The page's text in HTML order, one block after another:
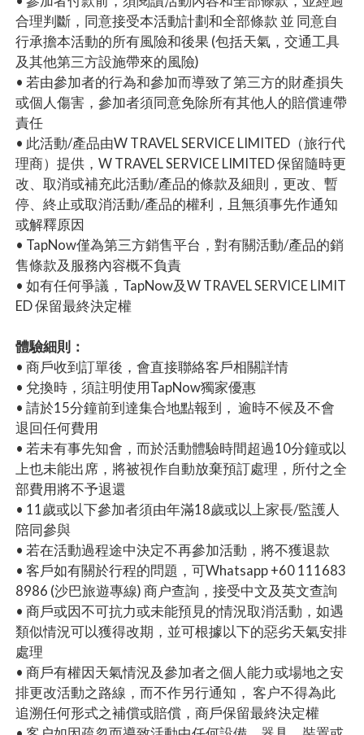
合理判斷，同意接受本活動計劃和全部條款 並 同意自
行承擔本活動的所有風險和後果 (包括天氣，交通工具
及其他第三方設施帶來的風險)
• 若由參加者的行為和參加而導致了第三方的財產損失
或個人傷害，參加者須同意免除所有其他人的賠償連帶
責任
• 此活動/產品由W TRAVEL SERVICE LIMITED（旅行代
理商）提供，W TRAVEL SERVICE LIMITED 保留隨時更
改、取消或補充此活動/產品的條款及細則，更改、暫
停、終止或取消活動/產品的權利，且無須事先作通知
或解釋原因
• TapNow僅為第三方銷售平台，對有關活動/產品的銷
售條款及服務內容概不負責
• 如有任何爭議，TapNow及W TRAVEL SERVICE LIMIT
ED 保留最終決定權
體驗細則：
• 商戶收到訂單後，會直接聯絡客戶相關詳情
• 兌換時，須註明使用TapNow獨家優惠
• 請於15分鐘前到達集合地點報到， 逾時不候及不會
退回任何費用
• 若未有事先知會，而於活動體驗時間超過10分鐘或以
上也未能出席，將被視作自動放棄預訂處理，所付之全
部費用將不予退還
• 11歲或以下參加者須由年滿18歲或以上家長/監護人
陪同參與
• 若在活動過程途中決定不再參加活動，將不獲退款
• 客戶如有關於行程的問題，可Whatsapp +60 111683
8986 (沙巴旅遊專線) 商户查詢，接受中文及英文查詢
• 商戶或因不可抗力或未能預見的情況取消活動，如遇
類似情況可以獲得改期，並可根據以下的惡劣天氣安排
處理
• 商戶有權因天氣情況及參加者之個人能力或場地之安
排更改活動之路線，而不作另行通知， 客户不得為此
追溯任何形式之補償或賠償，商戶保留最終決定權